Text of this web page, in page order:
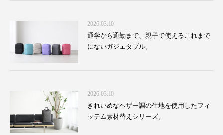
2026.03.10
通学から通勤まで、親子で使えるこれまで
にないガジェタブル。
2026.03.10
きれいめなヘザー調の生地を使用したフィ
ッテム素材替えシリーズ。